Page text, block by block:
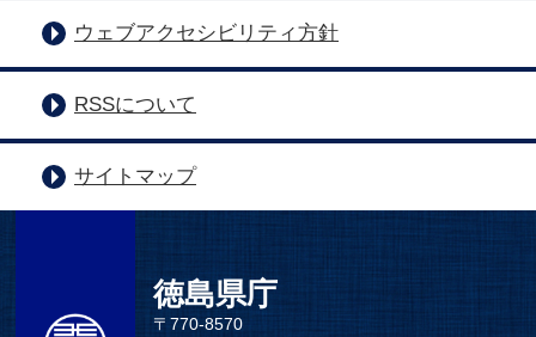
ウェブアクセシビリティ方針
RSSについて
サイトマップ
徳島県庁
〒770-8570